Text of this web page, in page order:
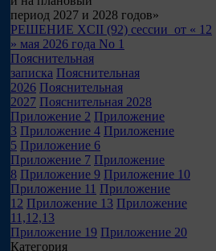
период 2027 и 2028 годов»
РЕШЕНИЕ XCII (92) сессии от « 12
» мая 2026 года No 1
Пояснительная
записка Пояснительная
2026 Пояснительная
2027 Пояснительная 2028
Приложение 2 Приложение
3 Приложение 4 Приложение
5 Приложение 6
Приложение 7 Приложение
8 Приложение 9 Приложение 10
Приложение 11 Приложение
12 Приложение 13 Приложение
11,12,13
Приложение 19 Приложение 20
Категория